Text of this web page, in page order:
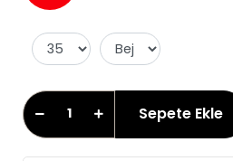
Sepete Ekle